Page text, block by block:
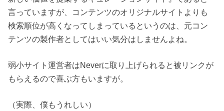
言っていますが、コンテンツのオリジナルサイトよりも
検索順位が高くなってしまっているというのは、元コン
テンツの製作者としてはいい気分はしませんよね。
弱小サイト運営者はNeverに取り上げられると被リンクが
もらえるので喜ぶ方もいますが。
（実際、僕もうれしい）